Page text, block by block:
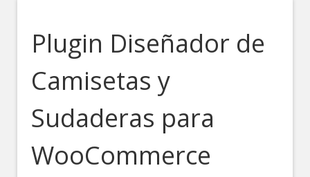
Plugin Diseñador de
Camisetas y
Sudaderas para
WooCommerce